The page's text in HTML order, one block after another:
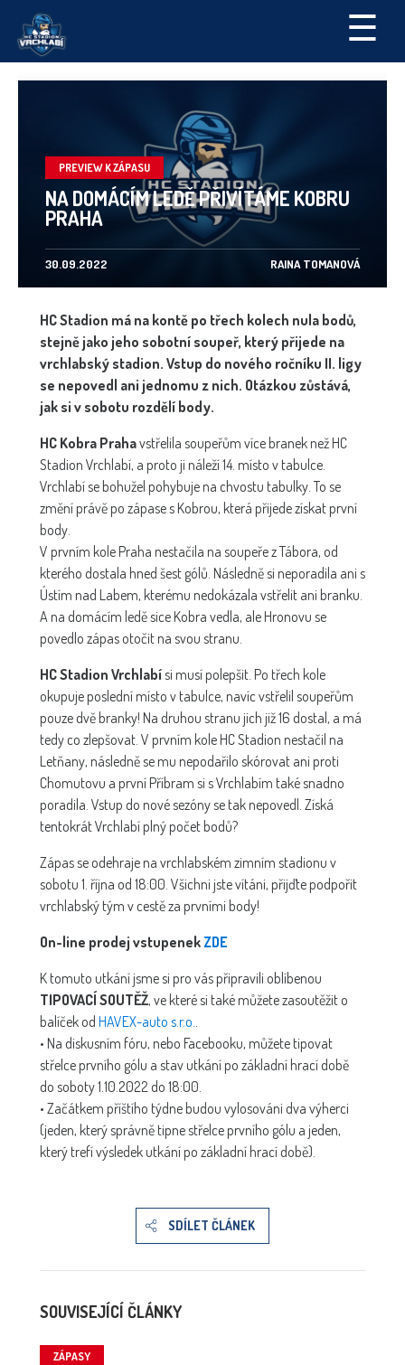
☰
PREVIEW K ZÁPASU
NA DOMÁCÍM LEDĚ PŘIVÍTÁME KOBRU
PRAHA
30.09.2022 RAINA TOMANOVÁ
HC Stadion má na kontě po třech kolech nula bodů,
stejně jako jeho sobotní soupeř, který přijede na
vrchlabský stadion. Vstup do nového ročníku II. ligy
se nepovedl ani jednomu z nich. Otázkou zůstává,
jak si v sobotu rozdělí body.
HC Kobra Prahavstřelila soupeřům více branek než HC
Stadion Vrchlabí, a proto ji náleží 14. místo v tabulce.
Vrchlabí se bohužel pohybuje na chvostu tabulky. To se
změní právě po zápase s Kobrou, která přijede získat první
body.
V prvním kole Praha nestačila na soupeře z Tábora, od
kterého dostala hned šest gólů. Následně si neporadila ani s
Ústím nad Labem, kterému nedokázala vstřelit ani branku.
A na domácím ledě sice Kobra vedla, ale Hronovu se
povedlo zápas otočit na svou stranu.
HC Stadion Vrchlabísi musí polepšit. Po třech kole
okupuje poslední místo v tabulce, navíc vstřelil soupeřům
pouze dvě branky! Na druhou stranu jich již 16 dostal, a má
tedy co zlepšovat. V prvním kole HC Stadion nestačil na
Letňany, následně se mu nepodařilo skórovat ani proti
Chomutovu a první Příbram si s Vrchlabím také snadno
poradila. Vstup do nové sezóny se tak nepovedl. Získá
tentokrát Vrchlabí plný počet bodů?
Zápas se odehraje na vrchlabském zimním stadionu v
sobotu 1. října od 18:00. Všichni jste vítáni, přijďte podpořit
vrchlabský tým v cestě za prvními body!
On-line prodej vstupenekZDE
K tomuto utkání jsme si pro vás připravili oblíbenou
TIPOVACÍ SOUTĚŽ, ve které si také můžete zasoutěžit o
balíček od HAVEX-auto s.r.o..
• Na diskusním fóru, nebo Facebooku, můžete tipovat
střelce prvního gólu a stav utkání po základní hrací době
do soboty 1.10.2022 do 18:00.
• Začátkem příštího týdne budou vylosováni dva výherci
(jeden, který správně tipne střelce prvního gólu a jeden,
který trefí výsledek utkání po základní hrací době).
SDÍLET ČLÁNEK
SOUVISEJÍCÍ ČLÁNKY
ZÁPASY